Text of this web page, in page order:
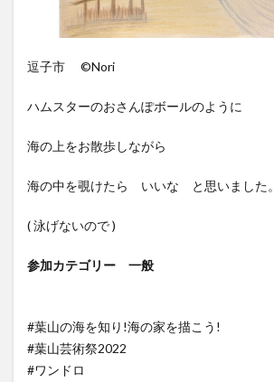
逗子市 ©️Nori
ハムスターのおさんぽボールのように
海の上をお散歩しながら
海の中を覗けたら いいな と思いました。
( 泳げないので )
参加カテゴリー 一般
#葉山の海を知り!海の家を描こう!
#葉山芸術祭2022
#ワンドロ